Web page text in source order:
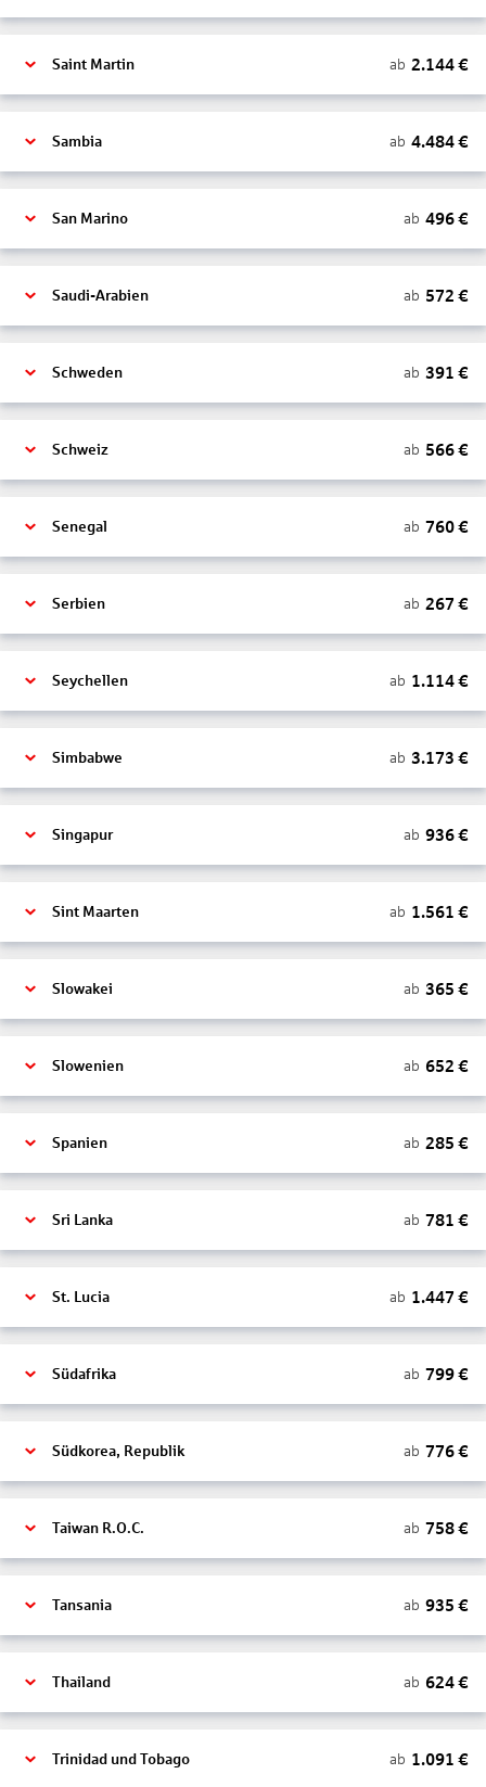
Saint Martin ab 2.144€
Sambia ab 4.484€
San Marino ab 496€
Saudi-Arabien ab 572 €
Schweden ab 391 €
Schweiz ab 566€
Senegal ab 760€
Serbien ab 267 €
Seychellen ab 1.114€
Simbabwe ab 3.173 €
Singapur ab 936€
Sint Maarten ab 1.561 €
Slowakei ab 365 €
Slowenien ab 652 €
Spanien ab 285 €
Sri Lanka ab 781 €
St. Lucia ab 1.447 €
Südafrika ab 799€
Südkorea, Republik ab 776€
Taiwan R.O.C. ab 758€
Tansania ab 935 €
Thailand ab 624€
Trinidad und Tobago ab 1.091 €